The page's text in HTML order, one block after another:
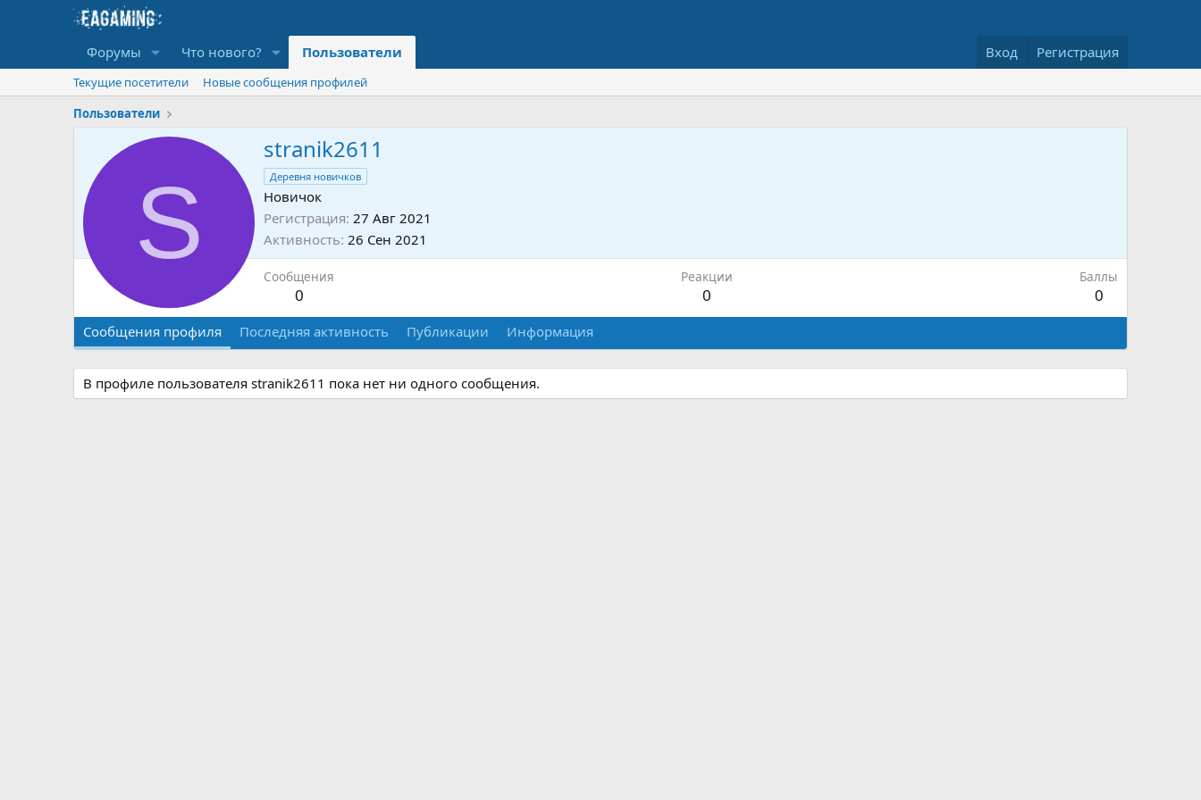
Форумы Что нового? Пользователи Вход Регистрация
Текущие посетители
Новые сообщения профилей
Пользователи
S
stranik2611
Деревня новичков
Новичок
Регистрация 27 Авг 2021
Активность 26 Сен 2021
Сообщения
0
Реакции
0
Баллы
0
Сообщения профиля Последняя активность Публикации Информация
В профиле пользователя stranik2611 пока нет ни одного сообщения.